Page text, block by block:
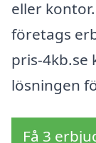
eller
företags
pris-4kb.se
lösningen
Få 3